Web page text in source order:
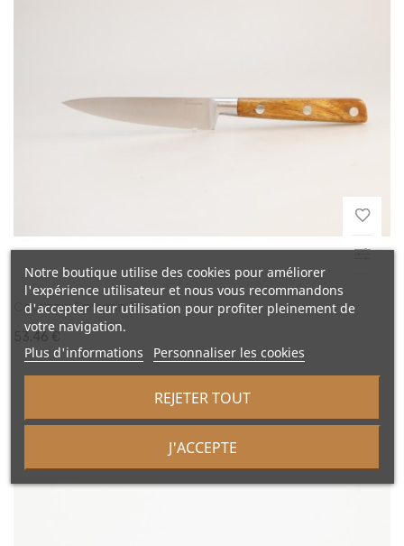
Couteau Tamarin 15
Notre boutique utilise des cookies pour améliorer
l'expérience utilisateur et nous vous recommandons
d'accepter leur utilisation pour profiter pleinement de
votre navigation.
Plus d'informations
Personnaliser les cookies
REJETER TOUT
J'ACCEPTE